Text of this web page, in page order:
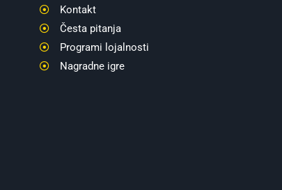
Kontakt
Česta pitanja
Programi lojalnosti
Nagradne igre